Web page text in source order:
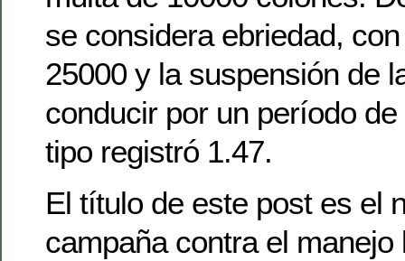
se considera ebriedad,
25000 y la suspensión de
conducir por un período
tipo registró 1.47.
El título de este post es el
campaña contra el manejo